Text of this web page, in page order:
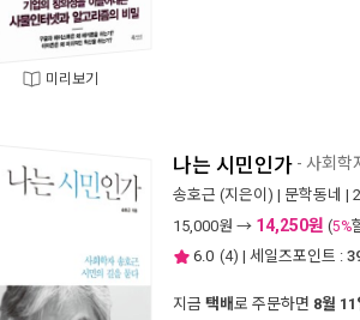
미리보기
나는 시민인가 - 사회학
송호근 (지은이) | 문학동네 |
15,000원 → 14,250원 (5%
6.0 (4) | 세일즈포인트 :
지금 택배로 주문하면 8월 11